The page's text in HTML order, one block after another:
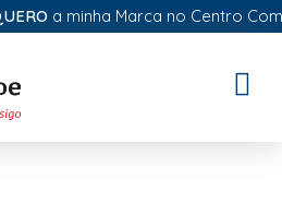
a minha Marca no Centro